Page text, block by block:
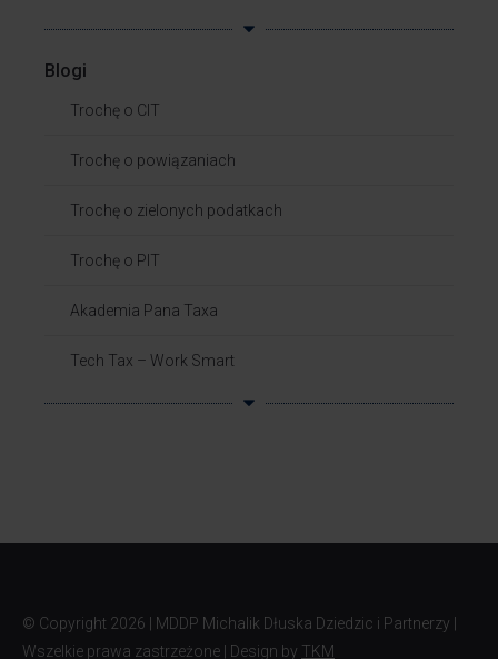
Blogi
Trochę o CIT
Trochę o powiązaniach​
Trochę o zielonych podatkach
Trochę o PIT
Akademia Pana Taxa
Tech Tax – Work Smart
© Copyright 2026 | MDDP Michalik Dłuska Dziedzic i Partnerzy |
Wszelkie prawa zastrzeżone | Design by TKM